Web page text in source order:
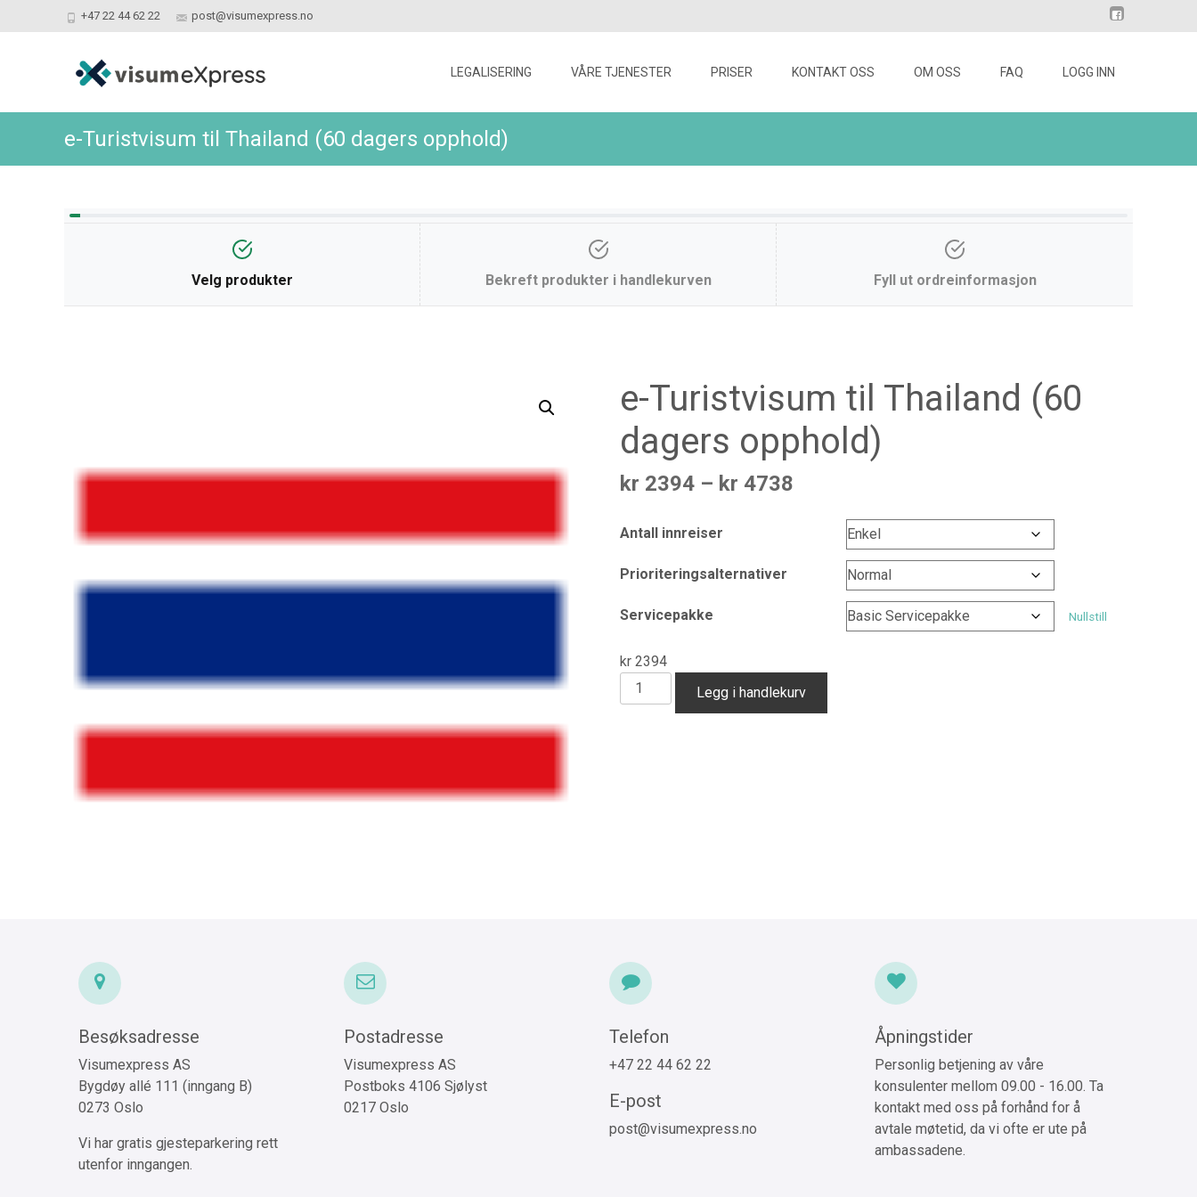
+47 22 44 62 22 post@visumexpress.no
LEGALISERING VÅRE TJENESTER PRISER KONTAKT OSS OM OSS FAQ LOGG INN
e-Turistvisum til Thailand (60 dagers opphold)
Velg produkter Bekreft produkter i handlekurven Fyll ut ordreinformasjon
e-Turistvisum til Thailand (60
dagers opphold)
kr 2394 – kr 4738
kr 2394
kr 4738
Antall innreiser
Prioriteringsalternativer
Servicepakke Nullstill
kr 2394
Turistvisum
Legg i handlekurv
Besøksadresse
Visumexpress AS
Bygdøy allé 111 (inngang B)
0273 Oslo
Vi har gratis gjesteparkering rett
utenfor inngangen.
Postadresse
Visumexpress AS
Postboks 4106 Sjølyst
0217 Oslo
Telefon
+47 22 44 62 22
E-post
post@visumexpress.no
Åpningstider
Personlig betjening av våre
konsulenter mellom 09.00 - 16.00. Ta
kontakt med oss på forhånd for å
avtale møtetid, da vi ofte er ute på
ambassadene.